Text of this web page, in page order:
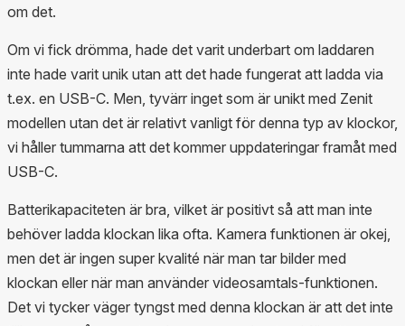
om det.
Om vi fick drömma, hade det varit underbart om laddaren
inte hade varit unik utan att det hade fungerat att ladda via
t.ex. en USB-C. Men, tyvärr inget som är unikt med Zenit
modellen utan det är relativt vanligt för denna typ av klockor,
vi håller tummarna att det kommer uppdateringar framåt med
USB-C.
Batterikapaciteten är bra, vilket är positivt så att man inte
behöver ladda klockan lika ofta. Kamera funktionen är okej,
men det är ingen super kvalité när man tar bilder med
klockan eller när man använder videosamtals-funktionen.
Det vi tycker väger tyngst med denna klockan är att det inte